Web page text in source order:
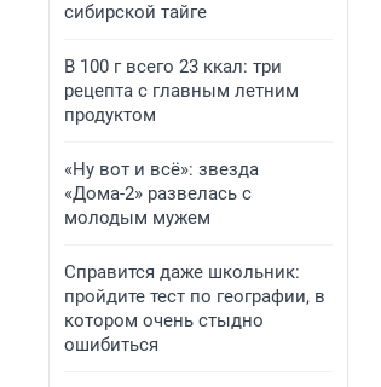
сибирской тайге
В 100 г всего 23 ккал: три
рецепта с главным летним
продуктом
«Ну вот и всё»: звезда
«Дома-2» развелась с
молодым мужем
Справится даже школьник:
пройдите тест по географии, в
котором очень стыдно
ошибиться